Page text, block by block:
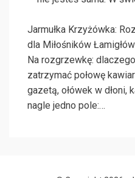
Jarmułka Krzyżówka:
dla Miłośników
Na rozgrzewkę:
zatrzymać połowę
gazetą, ołówek w dłoni,
nagle jedno pole:…